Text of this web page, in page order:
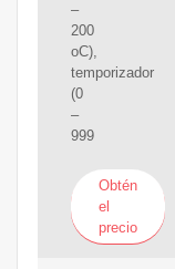
–
200
oC),
temporizador
(0
–
999
Obtén
el
precio